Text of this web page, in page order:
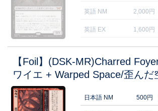
英語 NM 2,000円
英語 EX 1,600円
【Foil】(DSK-MR)Charred
ワイエ + Warped Space/歪んだ
日本語 NM 500円